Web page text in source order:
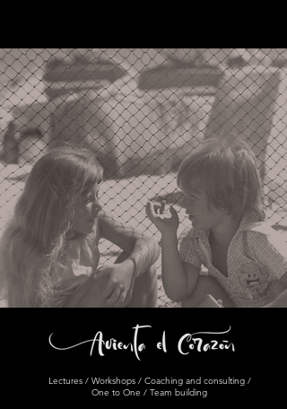
Lectures / Workshops / Coaching and consulting /
One to One / Team building